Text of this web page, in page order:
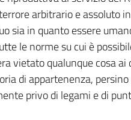
arbitrario e assoluto
sia in quanto essere
le norme su cui è
vietato qualunque cosa
di appartenenza,
privo di legami e di